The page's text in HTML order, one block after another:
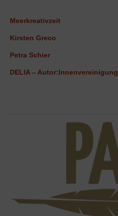
Meerkreativzeit
Kirsten Greco
Petra Schier
DELIA – Autor:Innenvereinigung